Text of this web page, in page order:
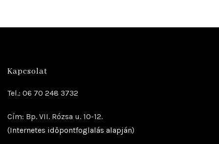
Kapcsolat
Tel.: 06 70 248 3732
Cím: Bp. VII. Rózsa u. 10-12.
(Internetes időpontfoglalás alapján)